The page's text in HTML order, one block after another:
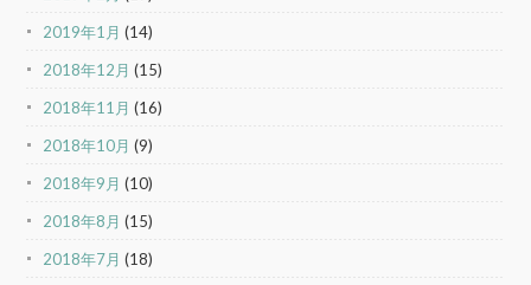
2019年1月 (14)
2018年12月 (15)
2018年11月 (16)
2018年10月 (9)
2018年9月 (10)
2018年8月 (15)
2018年7月 (18)